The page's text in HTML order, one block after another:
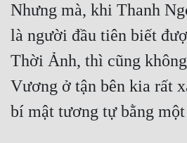
Hài Hước
Hệ Thống
Học Đường
Khoa Huyễn
Nhưng mà, khi Thanh
là người đầu tiên biết
Thời Ảnh, thì cũng
Vương ở tận bên kia rất
bí mật tương tự bằng